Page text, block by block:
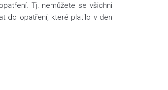
Tj. nemůžete se všichni
do opatření, které platilo v den